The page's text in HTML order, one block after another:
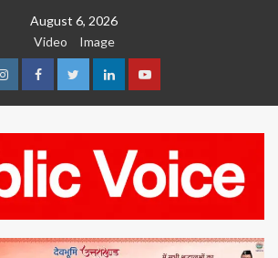
August 6, 2026
Video
Image
InstagramFacebookTwitterLinkedinYoutube